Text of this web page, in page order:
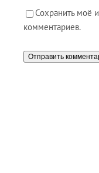
Сохранить моё
комментариев.